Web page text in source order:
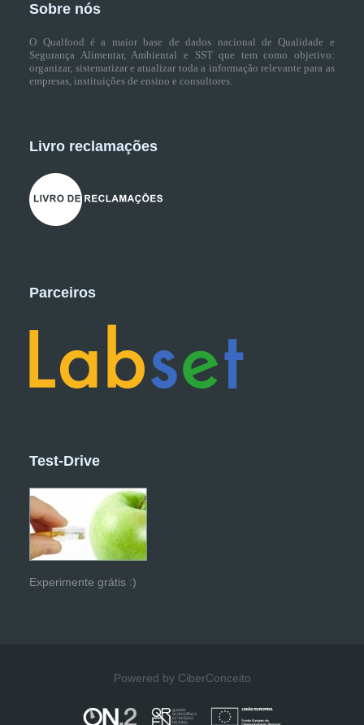
Sobre nós
O Qualfood é a maior base de dados nacional de Qualidade e
Segurança Alimentar, Ambiental e SST que tem como objetivo:
organizar, sistematizar e atualizar toda a informação relevante para as
empresas, instituições de ensino e consultores.
Livro reclamações
Parceiros
Test-Drive
Experimente grátis :)
Powered by CiberConceito